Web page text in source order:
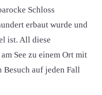
Schloss
erbaut wurde und
ist. All diese
See zu einem Ort mit
Besuch auf jeden Fall